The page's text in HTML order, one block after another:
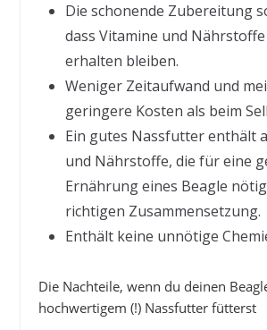
Die schonende Zubereitung
dass Vitamine und
erhalten bleiben.
Weniger Zeitaufwand und
geringere Kosten als beim
Ein gutes Nassfutter enthält
und Nährstoffe, die für eine
Ernährung eines Beagle
richtigen Zusammensetzung.
Enthält keine unnötige
Die Nachteile, wenn du deinen
hochwertigem (!) Nassfutter fütterst